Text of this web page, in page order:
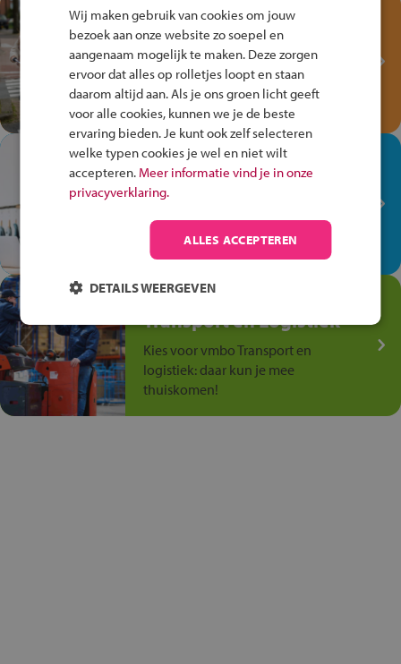
Test je kennis met het
Fiets Veilig
Verkeersspel!
Speel het Fiets Veilig Verkeersspel
en win een Cortina-fiets!
In de winkel ben je op je
plek!
op de winkelvloer, waar elke dag
anders is!
Jouw talent in de
Transport en Logistiek
Kies voor vmbo Transport en
logistiek: daar kun je mee
thuiskomen!
Wij maken gebruik van cookies om jouw
bezoek aan onze website zo soepel en
aangenaam mogelijk te maken. Deze zorgen
ervoor dat alles op rolletjes loopt en staan
daarom altijd aan. Als je ons groen licht geeft
voor alle cookies, kunnen we je de beste
ervaring bieden. Je kunt ook zelf selecteren
welke typen cookies je wel en niet wilt
accepteren. Meer informatie vind je in onze
privacyverklaring.
ALLES ACCEPTEREN
DETAILS WEERGEVEN